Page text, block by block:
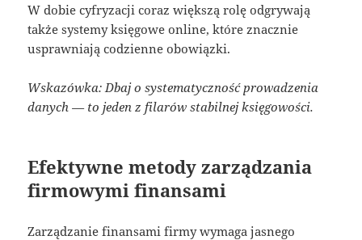
W dobie cyfryzacji coraz większą rolę odgrywają
także systemy księgowe online, które znacznie
usprawniają codzienne obowiązki.
Wskazówka: Dbaj o systematyczność prowadzenia
danych — to jeden z filarów stabilnej księgowości.
Efektywne metody zarządzania
firmowymi finansami
Zarządzanie finansami firmy wymaga jasnego